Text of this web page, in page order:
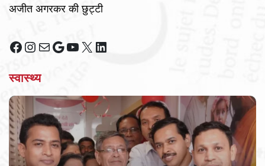
अजीत अगरकर की छुट्टी
Facebook
Instagram
MailGoogle
YouTube
X LinkedIn
स्वास्थ्य